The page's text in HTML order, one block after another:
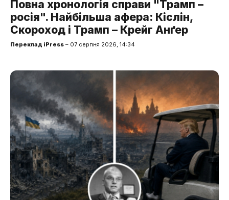
Повна хронологія справи "Трамп –
росія". Найбільша афера: Кіслін,
Скороход і Трамп – Крейг Анґер
Переклад iPress – 07 серпня 2026, 14:34